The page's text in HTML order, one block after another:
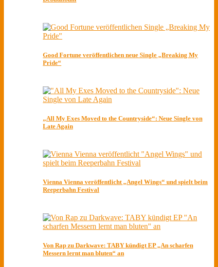
Good Fortune veröffentlichen neue Single „Breaking My
Pride“
„All My Exes Moved to the Countryside“: Neue Single von
Late Again
Vienna Vienna veröffentlicht „Angel Wings“ und spielt beim
Reeperbahn Festival
Von Rap zu Darkwave: TABY kündigt EP „An scharfen
Messern lernt man bluten“ an